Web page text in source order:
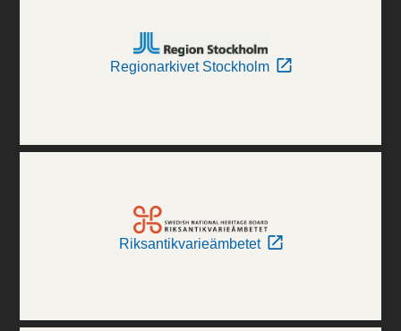
Regionarkivet Stockholm
Riksantikvarieämbetet